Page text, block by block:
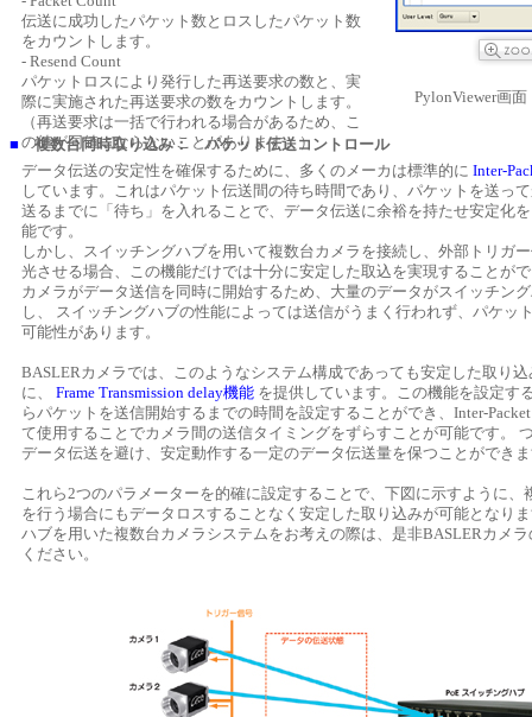
伝送に成功したパケット数とロスしたパケット数
をカウントします。
- Resend Count
パケットロスにより発行した再送要求の数と、実
際に実施された再送要求の数をカウントします。
（再送要求は一括で行われる場合があるため、こ
の値が同値にならないことがあります。）
PylonViewer画
■
複数台同時取り込み： パケット伝送コントロール
データ伝送の安定性を確保するために、多くのメーカは標準的に Inter-
しています。これはパケット伝送間の待ち時間であり、パケットを送っ
送るまでに「待ち」を入れることで、データ伝送に余裕を持たせ安定化
能です。
しかし、スイッチングハブを用いて複数台カメラを接続し、外部トリガ
光させる場合、この機能だけでは十分に安定した取込を実現することが
カメラがデータ送信を同時に開始するため、大量のデータがスイッチン
し、 スイッチングハブの性能によっては送信がうまく行われず、パケッ
可能性があります。
BASLERカメラでは、このようなシステム構成であっても安定した取り
に、
Frame Transmission delay機能 を提供しています。この機能を設定す
らパケットを送信開始するまでの時間を設定することができ、Inter-
て使用することでカメラ間の送信タイミングをずらすことが可能です。
データ伝送を避け、安定動作する一定のデータ伝送量を保つことができ
これら2つのパラメーターを的確に設定することで、下図に示すように、
を行う場合にもデータロスすることなく安定した取り込みが可能となり
ハブを用いた複数台カメラシステムをお考えの際は、是非BASLERカメ
ください。